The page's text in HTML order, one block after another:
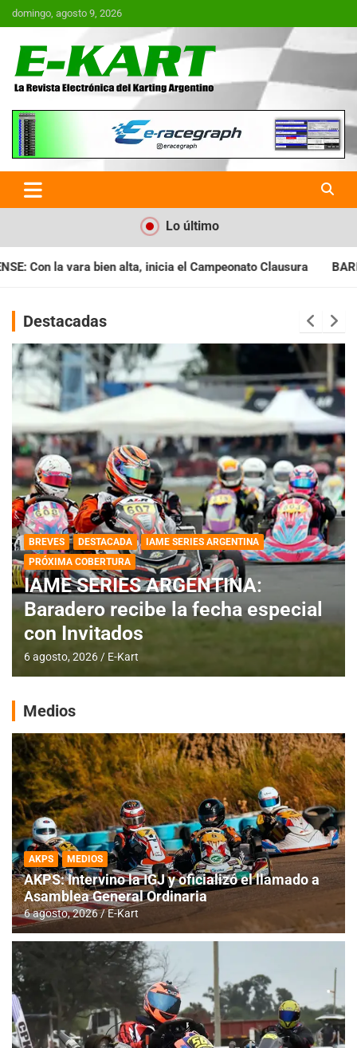
Saltar
al
domingo, agosto 9, 2026
E-Kart.com.ar | La Revista
Electrónica del Karting en
Argentina
Lo último
el Campeonato Clausura BARILOCHENSE: Preparan una
Destacadas
BREVES DESTACADA
IAME SERIES ARGENTINA
PRÓXIMA COBERTURA
IAME SERIES ARGENTINA:
Baradero recibe la fecha especial
con Invitados
6 agosto, 2026 E-Kart
Medios
AKPS MEDIOS
AKPS: Intervino la IGJ y oficializó el llamado a
Asamblea General Ordinaria
6 agosto, 2026 E-Kart